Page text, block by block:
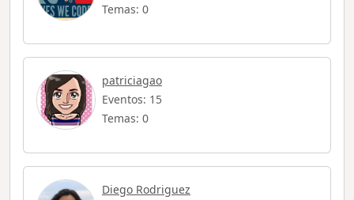
Temas: 0
patriciagao
Eventos: 15
Temas: 0
Diego Rodriguez